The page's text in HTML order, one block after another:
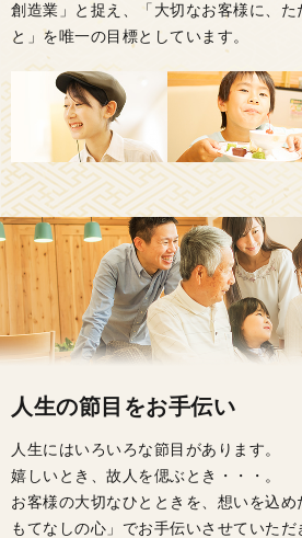
創造業」と捉え、「大切なお客様に、た
と」を唯一の目標としています。
人生の節目をお手伝い
人生にはいろいろな節目があります。
嬉しいとき、故人を偲ぶとき・・・。
お客様の大切なひとときを、想いを込
もてなしの心」でお手伝いさせていただ